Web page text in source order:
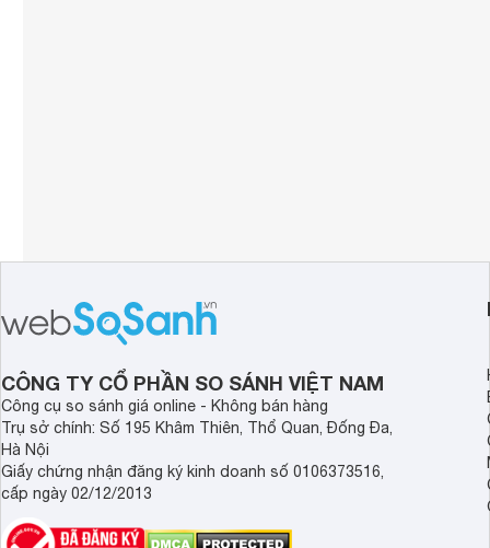
CÔNG TY CỔ PHẦN SO SÁNH VIỆT NAM
Công cụ so sánh giá online - Không bán hàng
Trụ sở chính: Số 195 Khâm Thiên, Thổ Quan, Đống Đa,
Hà Nội
Giấy chứng nhận đăng ký kinh doanh số 0106373516,
cấp ngày 02/12/2013